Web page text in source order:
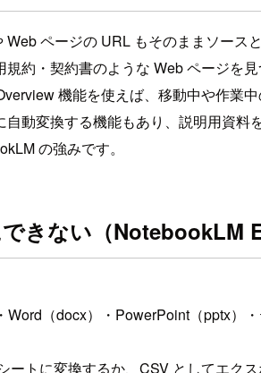
ページの URL もそのままソース
約・契約書のような Web ページを
機能を使えば、移動中や作業
動変換する機能もあり、説明用資料
の強みです。
きない（NotebookLM
（docx）・PowerPoint（pptx）
トに変換するか、CSV としてエク